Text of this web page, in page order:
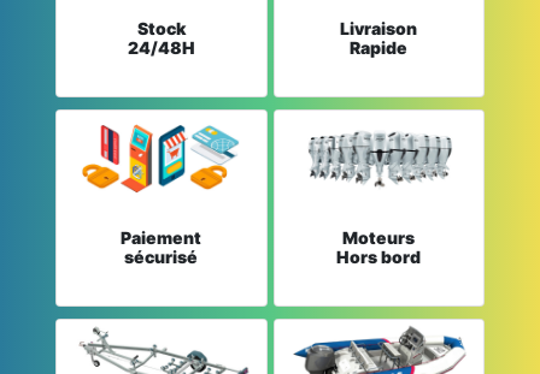
Stock
24/48H
Livraison
Rapide
Paiement
sécurisé
Moteurs
Hors bord